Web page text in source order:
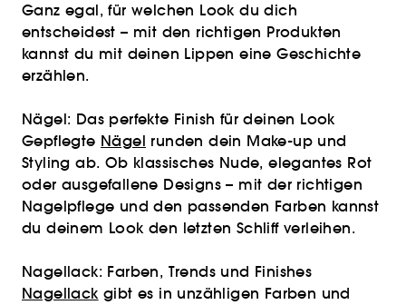
Ganz egal, für welchen Look du dich
entscheidest – mit den richtigen Produkten
kannst du mit deinen Lippen eine Geschichte
erzählen.
Nägel: Das perfekte Finish für deinen Look
Gepflegte Nägel runden dein Make-up und
Styling ab. Ob klassisches Nude, elegantes Rot
oder ausgefallene Designs – mit der richtigen
Nagelpflege und den passenden Farben kannst
du deinem Look den letzten Schliff verleihen.
Nagellack: Farben, Trends und Finishes
Nagellackgibt es in unzähligen Farben und